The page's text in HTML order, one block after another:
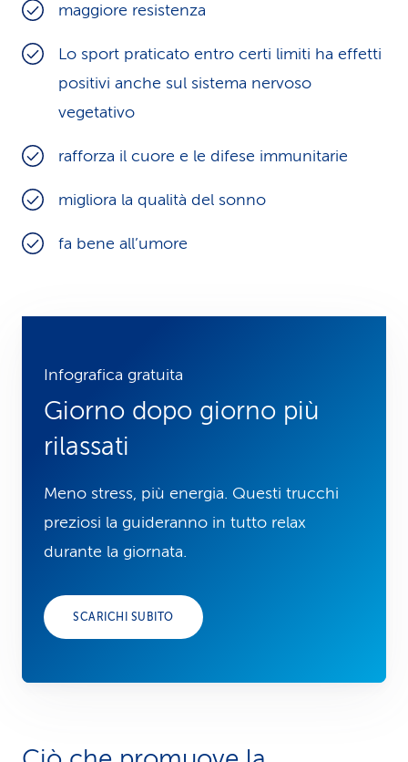
maggiore resistenza
Lo sport praticato entro certi limiti ha effetti
positivi anche sul sistema nervoso
vegetativo
rafforza il cuore e le difese immunitarie
migliora la qualità del sonno
fa bene all’umore
Infografica gratuita
Giorno dopo giorno più
rilassati
Meno stress, più energia. Questi trucchi
preziosi la guideranno in tutto relax
durante la giornata.
SCARICHI SUBITO